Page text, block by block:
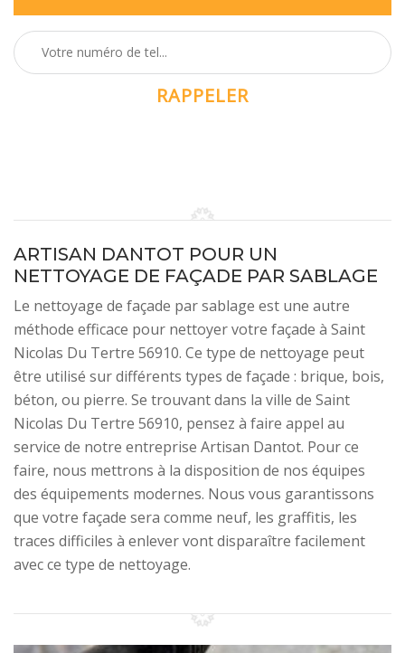
ARTISAN DANTOT POUR UN
NETTOYAGE DE FAÇADE PAR SABLAGE
Le nettoyage de façade par sablage est une autre
méthode efficace pour nettoyer votre façade à Saint
Nicolas Du Tertre 56910. Ce type de nettoyage peut
être utilisé sur différents types de façade : brique, bois,
béton, ou pierre. Se trouvant dans la ville de Saint
Nicolas Du Tertre 56910, pensez à faire appel au
service de notre entreprise Artisan Dantot. Pour ce
faire, nous mettrons à la disposition de nos équipes
des équipements modernes. Nous vous garantissons
que votre façade sera comme neuf, les graffitis, les
traces difficiles à enlever vont disparaître facilement
avec ce type de nettoyage.